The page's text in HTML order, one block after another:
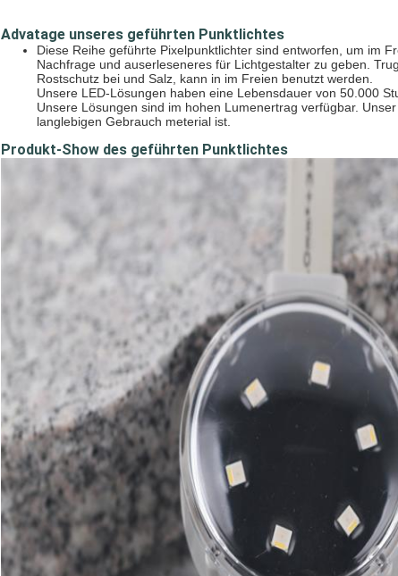
Advatage unseres geführten Punktlichtes
Diese Reihe geführte Pixelpunktlichter sind entworfen, um im
Nachfrage und auserleseneres für Lichtgestalter zu geben.
Rostschutz bei und Salz, kann in im Freien benutzt werden.
Unsere LED-Lösungen haben eine Lebensdauer von 50.000
Unsere Lösungen sind im hohen Lumenertrag verfügbar.
langlebigen Gebrauch meterial ist.
Produkt-Show des geführten Punktlichtes